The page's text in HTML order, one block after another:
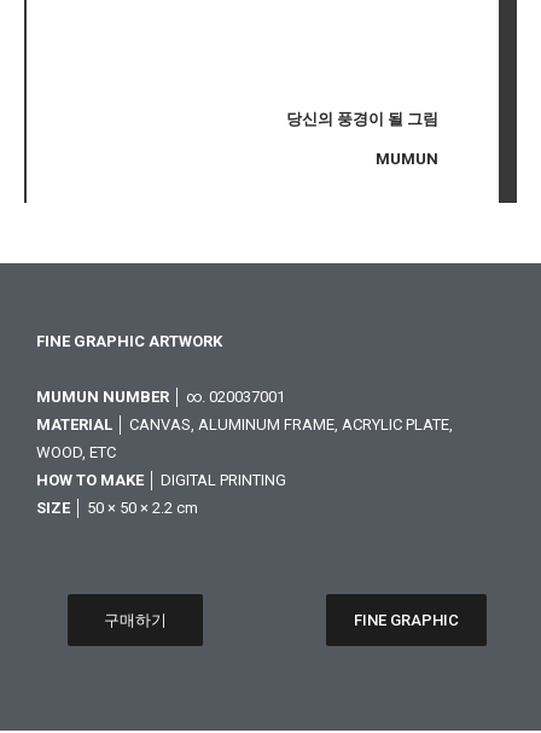
당신의 풍경이 될 그림
MUMUN
FINE GRAPHIC ARTWORK
MUMUN NUMBER │ ∞. 020037001
MATERIAL │ CANVAS, ALUMINUM FRAME, ACRYLIC PLATE,
WOOD, ETC
HOW TO MAKE │ DIGITAL PRINTING
SIZE │ 50 × 50 × 2.2 cm
구매하기 FINE GRAPHIC